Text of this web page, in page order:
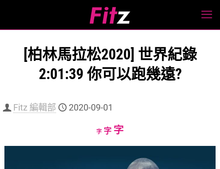
[柏林馬拉松2020] 世界紀錄
2:01:39 你可以跑幾遠?
Fitz 編輯部 2020-09-01
字Decrease
字Reset
字Increase
size.